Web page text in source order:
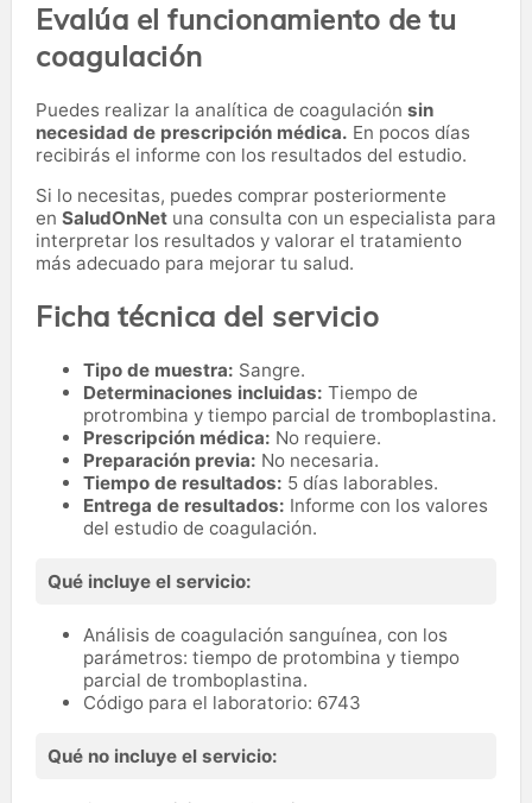
Evalúa el funcionamiento de tu
coagulación
Puedes realizar la analítica de coagulación sin
necesidad de prescripción médica. En pocos días
recibirás el informe con los resultados del estudio.
Si lo necesitas, puedes comprar posteriormente
en SaludOnNet una consulta con un especialista para
interpretar los resultados y valorar el tratamiento
más adecuado para mejorar tu salud.
Ficha técnica del servicio
Tipo de muestra: Sangre.
Determinaciones incluidas: Tiempo de
protrombina y tiempo parcial de tromboplastina.
Prescripción médica: No requiere.
Preparación previa: No necesaria.
Tiempo de resultados: 5 días laborables.
Entrega de resultados: Informe con los valores
del estudio de coagulación.
Qué incluye el servicio:
Análisis de coagulación sanguínea, con los
parámetros: tiempo de protombina y tiempo
parcial de tromboplastina.
Código para el laboratorio: 6743
Qué no incluye el servicio: